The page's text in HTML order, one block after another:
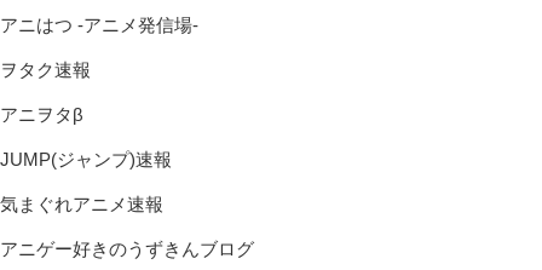
アニはつ -アニメ発信場-
ヲタク速報
アニヲタβ
JUMP(ジャンプ)速報
気まぐれアニメ速報
アニゲー好きのうずきんブログ